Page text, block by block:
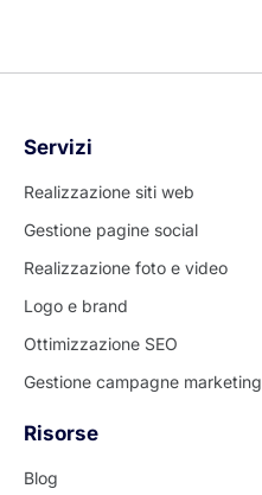
Servizi
Realizzazione siti web
Gestione pagine social
Realizzazione foto e video
Logo e brand
Ottimizzazione SEO
Gestione campagne marketing
Risorse
Blog